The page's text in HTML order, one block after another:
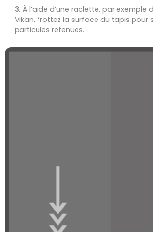
3. À l’aide d’une raclette, par exemple
Vikan, frottez la surface du tapis pour
particules retenues.